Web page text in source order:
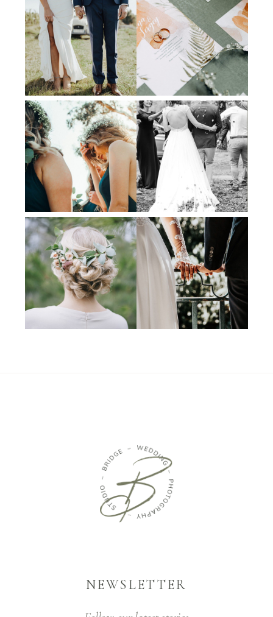
NEWSLETTER